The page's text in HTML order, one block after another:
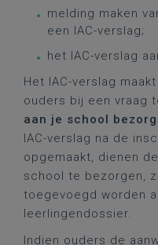
melding maken
een IAC-verslag;
het IAC-verslag
Het IAC-verslag
ouders bij een vraag
aan je school
IAC-verslag na de
opgemaakt, dienen
school te bezorgen,
toegevoegd worden
leerlingendossier.
Indien ouders de